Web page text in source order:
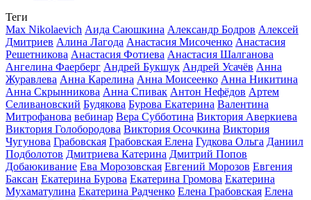
Теги
Max Nikolaevich Аида Саюшкина Александр Бодров Алексей
Дмитриев Алина Лагода Анастасия Мисоченко Анастасия
Решетникова Анастасия Фотиева Анастасия Шалганова
Ангелина Фаерберг Андрей Букшук Андрей Усачёв Анна
Журавлева Анна Карелина Анна Моисеенко Анна Никитина
Анна Скрынникова Анна Спивак Антон Нефёдов Артем
Селивановский Будякова Бурова Екатерина Валентина
Митрофанова вебинар Вера Субботина Виктория Аверкиева
Виктория Голобородова Виктория Осочкина Виктория
Чугунова Грабовская Грабовская Елена Гудкова Ольга Даниил
Подболотов Дмитриева Катерина Дмитрий Попов
Добаюкивание Ева Морозовская Евгений Морозов Евгения
Баксан Екатерина Бурова Екатерина Громова Екатерина
Мухаматулина Екатерина Радченко Елена Грабовская Елена